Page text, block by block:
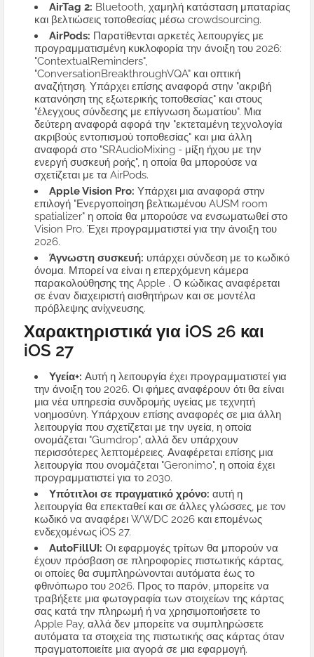
AirTag 2: Bluetooth, χαμηλή κατάσταση μπαταρίας
και βελτιώσεις τοποθεσίας μέσω crowdsourcing.
AirPods: Παρατίθενται αρκετές λειτουργίες με
προγραμματισμένη κυκλοφορία την άνοιξη του 2026:
"ContextualReminders",
"ConversationBreakthroughVQA" και οπτική
αναζήτηση. Υπάρχει επίσης αναφορά στην "ακριβή
κατανόηση της εξωτερικής τοποθεσίας" και στους
"έλεγχους σύνδεσης με επίγνωση δωματίου". Μια
δεύτερη αναφορά αφορά την "εκτεταμένη τεχνολογία
ακριβούς εντοπισμού τοποθεσίας" και μια άλλη
αναφορά στο "SRAudioMixing - μίξη ήχου με την
ενεργή συσκευή ροής", η οποία θα μπορούσε να
σχετίζεται με τα AirPods.
Apple Vision Pro: Υπάρχει μια αναφορά στην
επιλογή "Ενεργοποίηση βελτιωμένου AUSM room
spatializer" η οποία θα μπορούσε να ενσωματωθεί στο
Vision Pro. Έχει προγραμματιστεί για την άνοιξη του
2026.
Άγνωστη συσκευή: υπάρχει σύνδεση με το κωδικό
όνομα. Μπορεί να είναι η επερχόμενη κάμερα
παρακολούθησης της Apple . Ο κώδικας αναφέρεται
σε έναν διαχειριστή αισθητήρων και σε μοντέλα
πρόβλεψης ανίχνευσης.
Χαρακτηριστικά για iOS 26 και
iOS 27
Υγεία+: Αυτή η λειτουργία έχει προγραμματιστεί για
την άνοιξη του 2026. Οι φήμες αναφέρουν ότι θα είναι
μια νέα υπηρεσία συνδρομής υγείας με τεχνητή
νοημοσύνη. Υπάρχουν επίσης αναφορές σε μια άλλη
λειτουργία που σχετίζεται με την υγεία, η οποία
ονομάζεται "Gumdrop", αλλά δεν υπάρχουν
περισσότερες λεπτομέρειες. Αναφέρεται επίσης μια
λειτουργία που ονομάζεται "Geronimo", η οποία έχει
προγραμματιστεί για το 2030.
Υπότιτλοι σε πραγματικό χρόνο: αυτή η
λειτουργία θα επεκταθεί και σε άλλες γλώσσες, με τον
κωδικό να αναφέρει WWDC 2026 και επομένως
ενδεχομένως iOS 27.
AutoFillUI: Οι εφαρμογές τρίτων θα μπορούν να
έχουν πρόσβαση σε πληροφορίες πιστωτικής κάρτας,
οι οποίες θα συμπληρώνονται αυτόματα έως το
φθινόπωρο του 2026. Προς το παρόν, μπορείτε να
τραβήξετε μια φωτογραφία των στοιχείων της κάρτας
σας κατά την πληρωμή ή να χρησιμοποιήσετε το
Apple Pay, αλλά δεν μπορείτε να συμπληρώσετε
αυτόματα τα στοιχεία της πιστωτικής σας κάρτας όταν
πραγματοποιείτε μια αγορά σε μια εφαρμογή.